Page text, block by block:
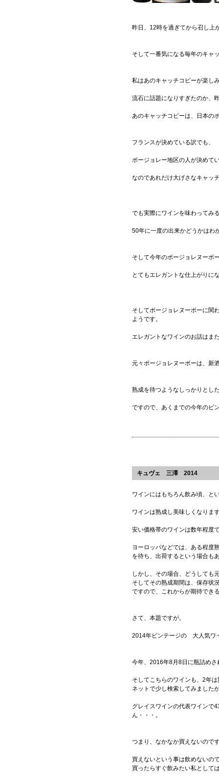
昨日、12時を過ぎてから召し上
そして一番気になる毎年のキャ
私はあのキャッチコピーが楽し
流石に話題になりすぎたのか、
あのキャッチコピーは、日本の
フランスが決めている訳でも、
ボージョレー地区の人が決めて
なのであれだけ大げさなキャッ
でも実際にワインを味わってみ
50年に一度の出来かどうかはわ
そして今年のボージョレヌーボ
とてもエレガントな仕上がりに
そしてボージョレヌーボーに関
ようです。
エレガントなワインのお話はま
元々ボージョレヌーボーは、新
熟成を待つようなしっかりとし
ですので、あくまでの今年のビ
キュヴェ 三澤 2014
ワインにはもちろん飲み頃、と
ワインは熟成し美味しくなりま
安い価格帯のワインは数年程度
ヨーロッパなどでは、ある程度
を待ち、出荷するという場合も
しかし、その場合、どうしても
そしてその熟成期間は、保存状
ですので、これからが期待でき
さて、本題ですが。
2014年ビンテージの 大人気ワ
今年、2016年8月8日に瓶詰め
そしてこちらのワインも、2年
ネットで少し検索してみました
グレイスワインの代表ワインで
ん・・・。
つまり、なかなか買えないので
買えないという事は飲めないの
買ったらすぐ飲みたい私として